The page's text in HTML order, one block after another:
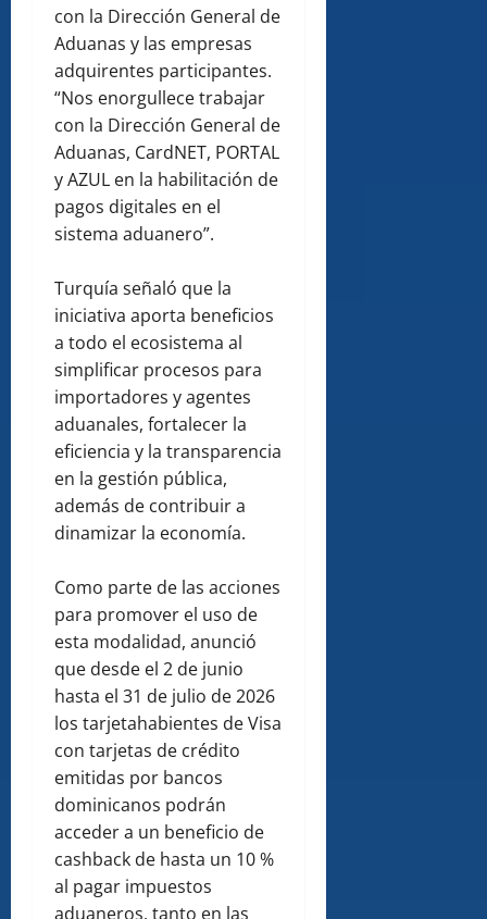
con la Dirección General de
Aduanas y las empresas
adquirentes participantes.
“Nos enorgullece trabajar
con la Dirección General de
Aduanas, CardNET, PORTAL
y AZUL en la habilitación de
pagos digitales en el
sistema aduanero”.
Turquía señaló que la
iniciativa aporta beneficios
a todo el ecosistema al
simplificar procesos para
importadores y agentes
aduanales, fortalecer la
eficiencia y la transparencia
en la gestión pública,
además de contribuir a
dinamizar la economía.
Como parte de las acciones
para promover el uso de
esta modalidad, anunció
que desde el 2 de junio
hasta el 31 de julio de 2026
los tarjetahabientes de Visa
con tarjetas de crédito
emitidas por bancos
dominicanos podrán
acceder a un beneficio de
cashback de hasta un 10 %
al pagar impuestos
aduaneros, tanto en las